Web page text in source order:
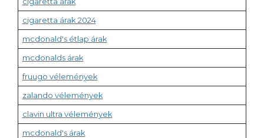
cigaretta árak 2024
mcdonald's étlap árak
mcdonalds árak
fruugo vélemények
zalando vélemények
clavin ultra vélemények
mcdonald's árak